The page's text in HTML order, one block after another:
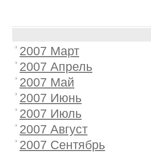
2007 Март
2007 Апрель
2007 Май
2007 Июнь
2007 Июль
2007 Август
2007 Сентябрь